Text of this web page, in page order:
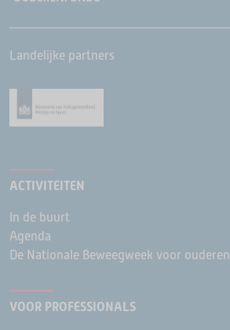
Landelijke partners
ACTIVITEITEN
In de buurt
Agenda
De Nationale Beweegweek voor ouderen
VOOR PROFESSIONALS